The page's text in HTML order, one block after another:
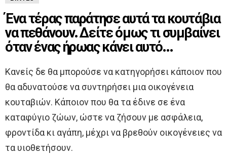
Ένα τέρας παράτησε αυτά τα κουτάβια
να πεθάνουν. Δείτε όμως τι συμβαίνει
όταν ένας ήρωας κάνει αυτό…
Κανείς δε θα μπορούσε να κατηγορήσει κάποιον που
θα αδυνατούσε να συντηρήσει μια οικογένεια
κουταβιών. Κάποιον που θα τα έδινε σε ένα
καταφύγιο ζώων, ώστε να ζήσουν με ασφάλεια,
φροντίδα κι αγάπη, μέχρι να βρεθούν οικογένειες να
τα υιοθετήσουν.